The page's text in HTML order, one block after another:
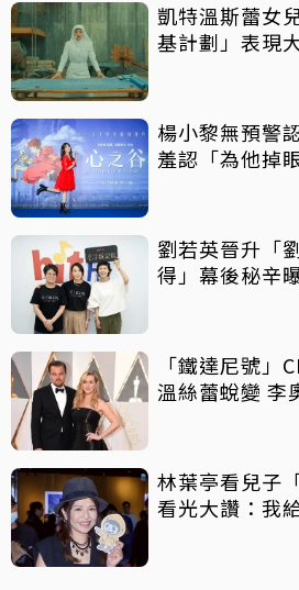
凱特溫斯蕾女
基計劃」表現
楊小黎無預警
羞認「為他掉眼
劉若英晉升「
得」幕後秘辛
「鐵達尼號」
溫絲蕾蛻變 李
林葉亭看兒子
看光大讚：我